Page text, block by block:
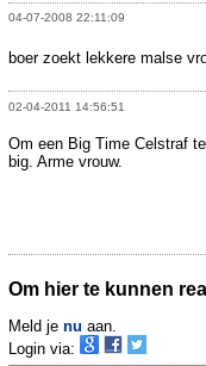
04-07-2008 22:11:09
boer zoekt lekkere malse
02-04-2011 14:56:51
Om een Big Time Celstraf
big. Arme vrouw.
Om hier te kunnen
Meld je nu aan.
Login via: